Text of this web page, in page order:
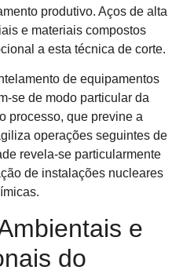
produtivo. Aços de alta
e materiais compostos
a esta técnica de corte.
de equipamentos
se de modo particular da
processo, que previne a
operações seguintes de
revela-se particularmente
de instalações nucleares
e
do